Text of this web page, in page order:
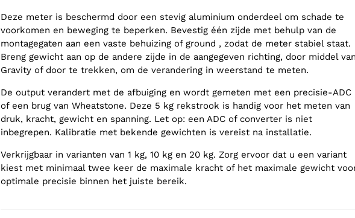
Deze meter is beschermd door een stevig aluminium onderdeel om schade te
voorkomen en beweging te beperken. Bevestig één zijde met behulp van de
montagegaten aan een vaste behuizing of ground , zodat de meter stabiel staat.
Breng gewicht aan op de andere zijde in de aangegeven richting, door middel
Gravity of door te trekken, om de verandering in weerstand te meten.
De output verandert met de afbuiging en wordt gemeten met een precisie-ADC
of een brug van Wheatstone. Deze 5 kg rekstrook is handig voor het meten van
druk, kracht, gewicht en spanning. Let op: een ADC of converter is niet
inbegrepen. Kalibratie met bekende gewichten is vereist na installatie.
Verkrijgbaar in varianten van 1 kg, 10 kg en 20 kg. Zorg ervoor dat u een variant
kiest met minimaal twee keer de maximale kracht of het maximale gewicht
optimale precisie binnen het juiste bereik.